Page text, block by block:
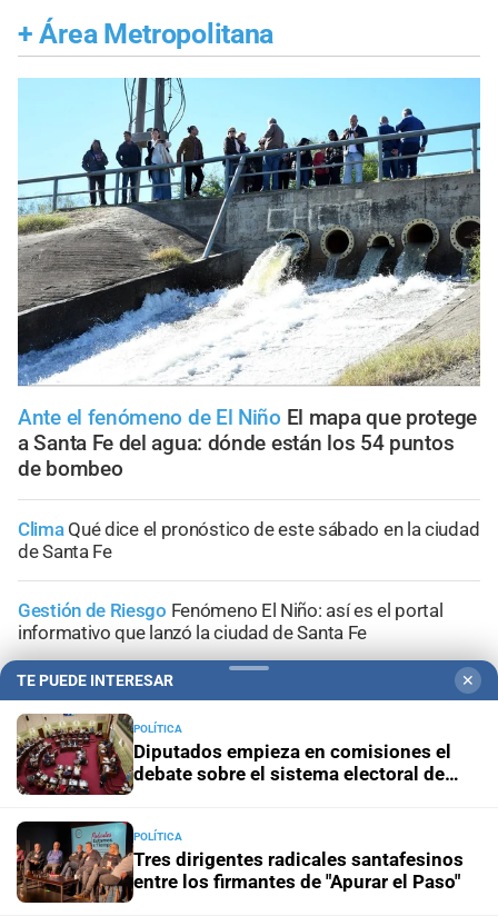
+ Área Metropolitana
Ante el fenómeno de El Niño El mapa que protege
a Santa Fe del agua: dónde están los 54 puntos
de bombeo
Clima Qué dice el pronóstico de este sábado en la ciudad
de Santa Fe
Gestión de Riesgo Fenómeno El Niño: así es el portal
informativo que lanzó la ciudad de Santa Fe
En Santa Fe Todo lo que tenés que saber antes de salir
de casa en Santa Fe este viernes 7 de agosto
Viernes 7 de agosto de 2026El tránsito en la provincia
de Santa Fe; la información minuto a minuto
TE PUEDE INTERESAR ✕
POLÍTICA
Diputados empieza en comisiones el
debate sobre el sistema electoral de
POLÍTICA
Tres dirigentes radicales santafesinos
entre los firmantes de "Apurar el Paso"